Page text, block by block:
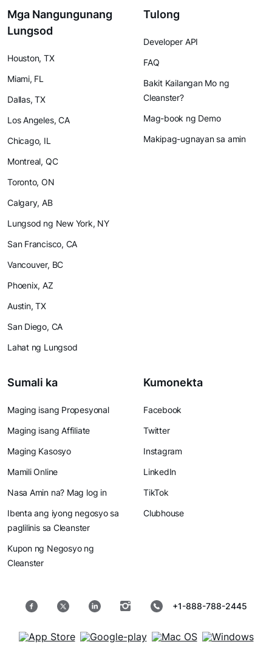
Mga Nangungunang
Lungsod
Houston, TX
Miami, FL
Dallas, TX
Los Angeles, CA
Chicago, IL
Montreal, QC
Toronto, ON
Calgary, AB
Lungsod ng New York, NY
San Francisco, CA
Vancouver, BC
Phoenix, AZ
Austin, TX
San Diego, CA
Lahat ng Lungsod
Tulong
Developer API
FAQ
Bakit Kailangan Mo ng
Cleanster?
Mag-book ng Demo
Makipag-ugnayan sa amin
Sumali ka
Maging isang Propesyonal
Maging isang Affiliate
Maging Kasosyo
Mamili Online
Nasa Amin na? Mag log in
Ibenta ang iyong negosyo sa
paglilinis sa Cleanster
Kupon ng Negosyo ng
Cleanster
Kumonekta
Facebook
Twitter
Instagram
LinkedIn
TikTok
Clubhouse
+1-888-788-2445